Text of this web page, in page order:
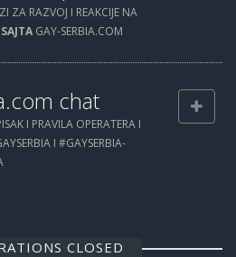
ZA RAZVOJ I REAKCIJE NA
GAY-SERBIA.COM
chat
I PRAVILA OPERATERA I
I #GAYSERBIA-
CLOSED